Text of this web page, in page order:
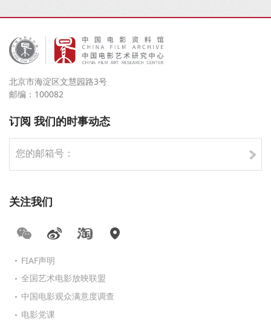
北京市海淀区文慧园路3号
邮编：100082
订阅 我们的时事动态
关注我们
FIAF声明
全国艺术电影放映联盟
中国电影观众满意度调查
电影党课